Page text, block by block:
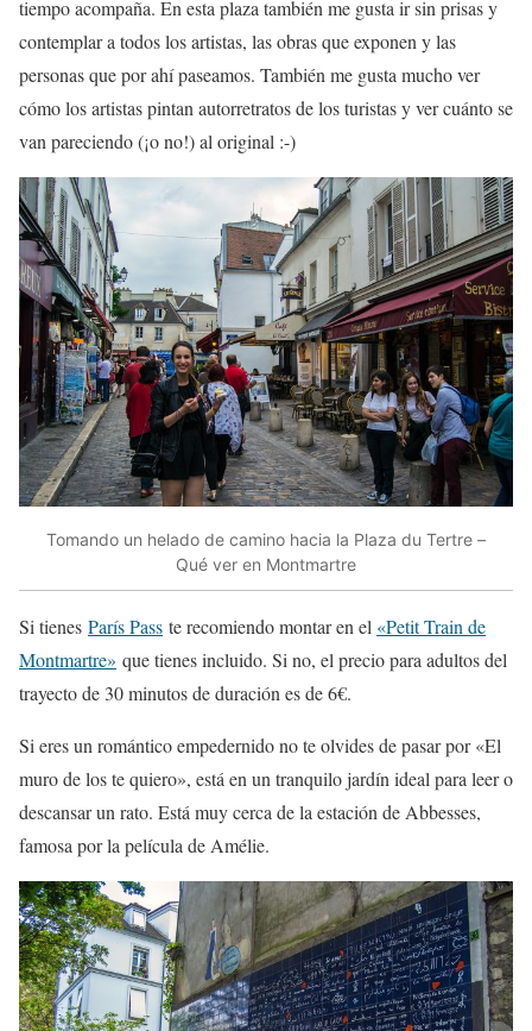
tiempo acompaña. En esta plaza también me gusta ir sin prisas y
contemplar a todos los artistas, las obras que exponen y las
personas que por ahí paseamos. También me gusta mucho ver
cómo los artistas pintan autorretratos de los turistas y ver cuánto se
van pareciendo (¡o no!) al original :-)
Tomando un helado de camino hacia la Plaza du Tertre –
Qué ver en Montmartre
Si tienes París Pass te recomiendo montar en el «Petit Train de
Montmartre» que tienes incluido. Si no, el precio para adultos del
trayecto de 30 minutos de duración es de 6€.
Si eres un romántico empedernido no te olvides de pasar por «El
muro de los te quiero», está en un tranquilo jardín ideal para leer o
descansar un rato. Está muy cerca de la estación de Abbesses,
famosa por la película de Amélie.